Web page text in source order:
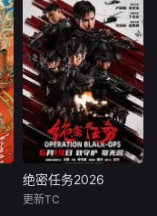
惊心的现场勘查，
到抽丝剥茧的线索
摸排，从跨区域的
缜密布控，到法网
恢恢的最终收网，
影片以真实的案件
卷宗、详实的侦办
细节，再现警方与
犯罪分子的激烈较
量，记录一线办案
人员的坚守与智
慧，剖析重案背后
网罗国内外离奇案
件，奇闻趣事，跟
沟长一起探寻真
相，读懂人心！
绝密任务2026
更新TC